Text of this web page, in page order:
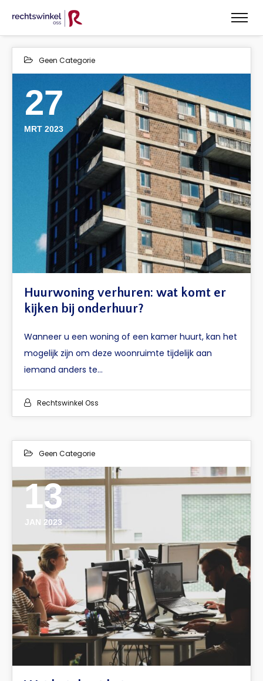
Geen Categorie
27
MRT 2023
Huurwoning verhuren: wat komt er
kijken bij onderhuur?
Wanneer u een woning of een kamer huurt, kan het
mogelijk zijn om deze woonruimte tijdelijk aan
iemand anders te…
Rechtswinkel Oss
Geen Categorie
13
JAN 2023